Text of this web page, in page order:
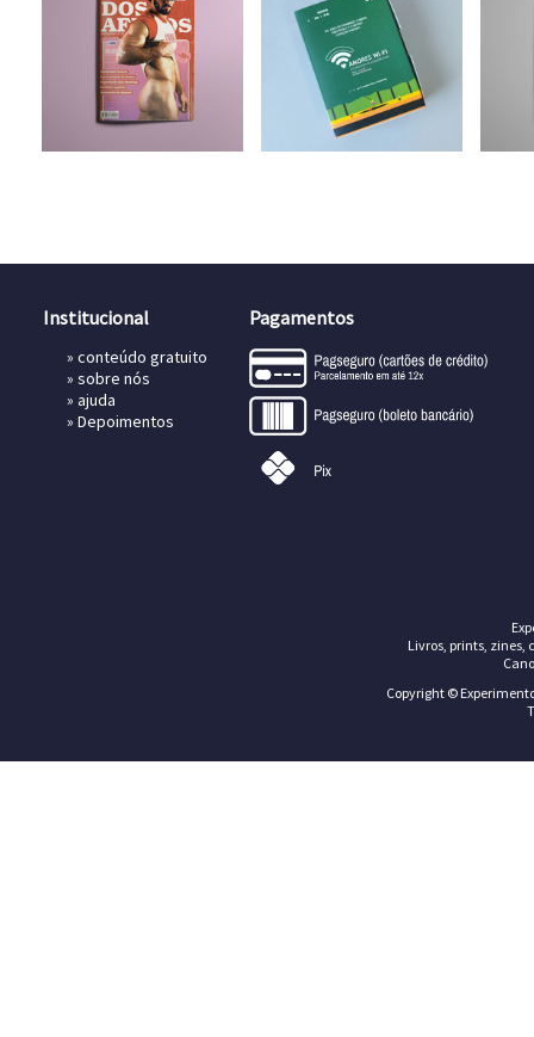
Institucional
» conteúdo gratuito
» sobre nós
» ajuda
» Depoimentos
Pagamentos
Livros, prints, zines,
Copyright ©